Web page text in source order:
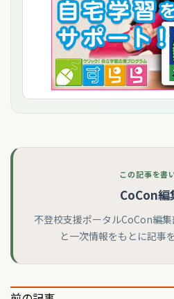
この記事を書
CoCon編
不登校支援ポータルCoCon編
と一次情報をもとに記事